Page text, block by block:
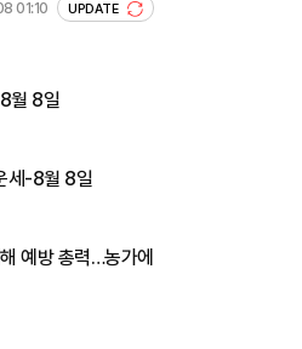
01:10 UPDATE
월 8일
세-8월 8일
예방 총력…농가에